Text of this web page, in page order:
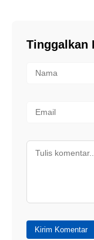
Tinggalkan
Kirim Komentar